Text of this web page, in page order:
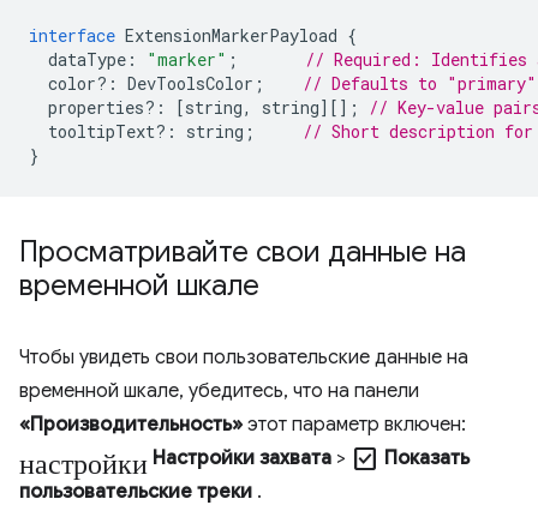
interface ExtensionMarkerPayload {
dataType : "marker" ;
// Required: Identifies
color?: DevToolsColor ;
// Defaults to "primary"
properties?: [string, string][];
// Key-value
tooltipText?: string ;
// Short description
}
Просматривайте свои данные на
временной шкале
Чтобы увидеть свои пользовательские данные на
временной шкале, убедитесь, что на панели
«Производительность» этот параметр включен:
настройки Настройки захвата > check_box Показать
пользовательские треки .